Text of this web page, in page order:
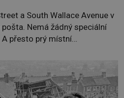
a South Wallace Avenue v
Nemá žádný speciální
A přesto prý místní
a také nejpropracovanější
kriminalistiky. Herman
přijíždí […]